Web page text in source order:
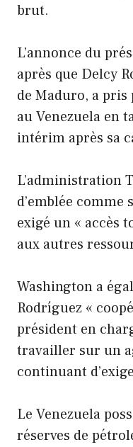
brut.
L’annonce du
après que Delcy
de Maduro, a
au Venezuela en
intérim après sa
L’administration
d’emblée
exigé un « accès
aux autres
Washington a
Rodríguez «
président en
travailler sur un
continuant
Le Venezuela
réserves de